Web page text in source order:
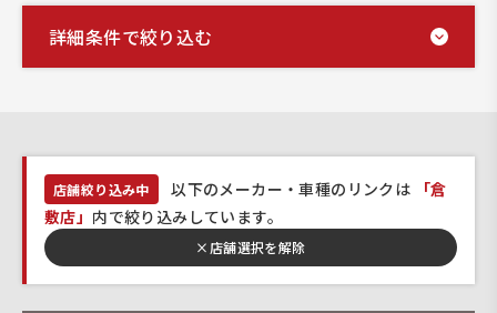
詳細条件で絞り込む
店舗絞り込み中 以下のメーカー・車種のリンクは
「倉
敷店」 内で絞り込みしています。
× 店舗選択を解除